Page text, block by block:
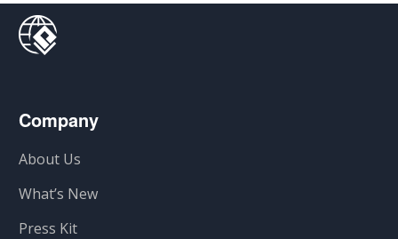
Company
About Us
What’s New
Press Kit